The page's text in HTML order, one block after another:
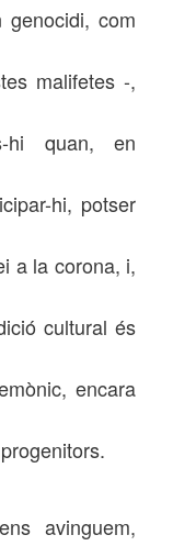
genocidi, com
malifetes -,
hi quan, en
hi, potser
a la corona, i,
cultural és
encara
avinguem,